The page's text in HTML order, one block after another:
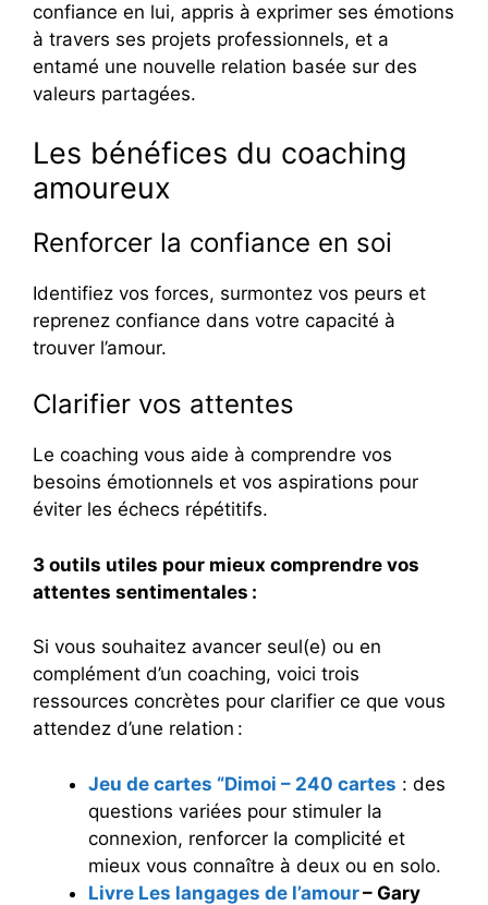
confiance en lui, appris à exprimer ses émotions
à travers ses projets professionnels, et a
entamé une nouvelle relation basée sur des
valeurs partagées.
Les bénéfices du coaching
amoureux
Renforcer la confiance en soi
Identifiez vos forces, surmontez vos peurs et
reprenez confiance dans votre capacité à
trouver l’amour.
Clarifier vos attentes
Le coaching vous aide à comprendre vos
besoins émotionnels et vos aspirations pour
éviter les échecs répétitifs.
3 outils utiles pour mieux comprendre vos
attentes sentimentales :
Si vous souhaitez avancer seul(e) ou en
complément d’un coaching, voici trois
ressources concrètes pour clarifier ce que vous
attendez d’une relation :
Jeu de cartes “Dimoi – 240 cartes : des
questions variées pour stimuler la
connexion, renforcer la complicité et
mieux vous connaître à deux ou en solo.
Livre Les langages de l’amour– Gary